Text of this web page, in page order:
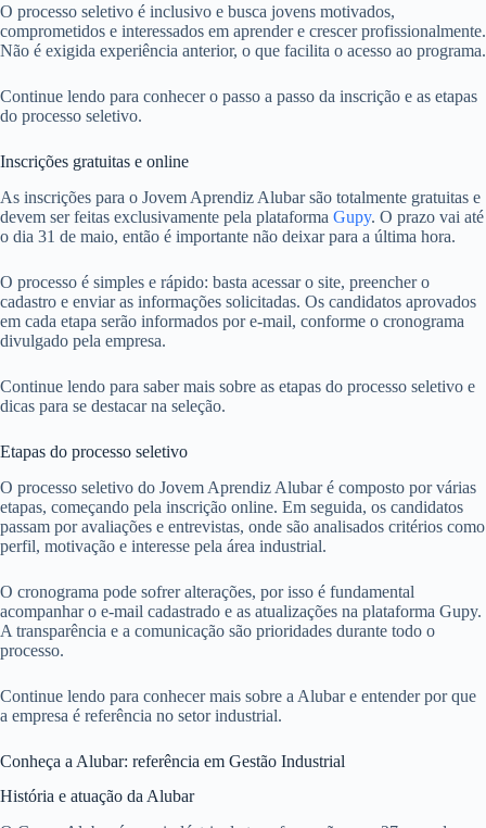
O processo seletivo é inclusivo e busca jovens motivados,
comprometidos e interessados em aprender e crescer profissionalmente.
Não é exigida experiência anterior, o que facilita o acesso ao programa.
Continue lendo para conhecer o passo a passo da inscrição e as etapas
do processo seletivo.
Inscrições gratuitas e online
As inscrições para o Jovem Aprendiz Alubar são totalmente gratuitas e
devem ser feitas exclusivamente pela plataforma Gupy. O prazo vai até
o dia 31 de maio, então é importante não deixar para a última hora.
O processo é simples e rápido: basta acessar o site, preencher o
cadastro e enviar as informações solicitadas. Os candidatos aprovados
em cada etapa serão informados por e-mail, conforme o cronograma
divulgado pela empresa.
Continue lendo para saber mais sobre as etapas do processo seletivo e
dicas para se destacar na seleção.
Etapas do processo seletivo
O processo seletivo do Jovem Aprendiz Alubar é composto por várias
etapas, começando pela inscrição online. Em seguida, os candidatos
passam por avaliações e entrevistas, onde são analisados critérios como
perfil, motivação e interesse pela área industrial.
O cronograma pode sofrer alterações, por isso é fundamental
acompanhar o e-mail cadastrado e as atualizações na plataforma Gupy.
A transparência e a comunicação são prioridades durante todo o
processo.
Continue lendo para conhecer mais sobre a Alubar e entender por que
a empresa é referência no setor industrial.
Conheça a Alubar: referência em Gestão Industrial
História e atuação da Alubar